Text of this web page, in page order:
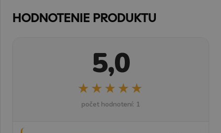
HODNOTENIE PRODUKTU
5,0
★★★★★
★★★★★
počet hodnotení: 1